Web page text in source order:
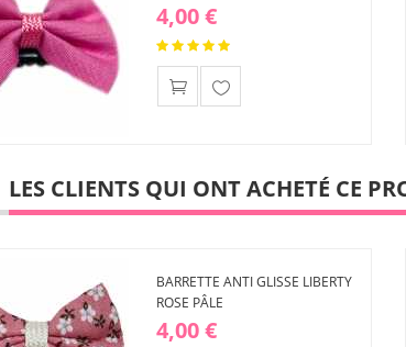
4,00 €
d'envies
LES CLIENTS QUI ONT ACHETÉ CE
BARRETTE ANTI GLISSE LIBERTY
ROSE PÂLE
4,00 €